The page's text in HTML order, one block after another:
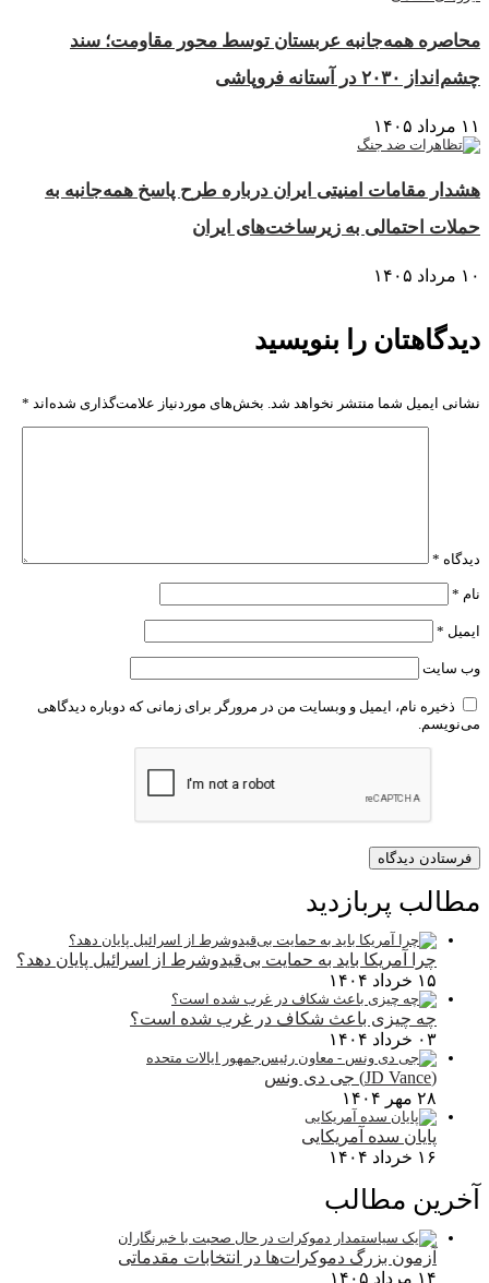
محاصره همه‌جانبه عربستان توسط محور مقاومت؛ سند
چشم‌انداز ۲۰۳۰ در آستانه فروپاشی
۱۱ مرداد ۱۴۰۵
هشدار مقامات امنیتی ایران درباره طرح پاسخ همه‌جانبه به
حملات احتمالی به زیرساخت‌های ایران
۱۰ مرداد ۱۴۰۵
دیدگاهتان را بنویسید
نشانی ایمیل شما منتشر نخواهد شد. بخش‌های موردنیاز علامت‌گذاری شده‌اند *
دیدگاه *
نام *
ایمیل *
وب‌ سایت
ذخیره نام، ایمیل و وبسایت من در مرورگر برای زمانی که دوباره دیدگاهی
می‌نویسم.
مطالب پربازدید
چرا آمریکا باید به حمایت بی‌قیدوشرط از اسرائیل پایان دهد؟
۱۵ خرداد ۱۴۰۴
چه چیزی باعث شکاف در غرب شده است؟
۰۳ خرداد ۱۴۰۴
(JD Vance) جی دی ونس
۲۸ مهر ۱۴۰۴
پایان سده آمریکایی
۱۶ خرداد ۱۴۰۴
آخرین مطالب
آزمون بزرگ دموکرات‌ها در انتخابات مقدماتی
۱۴ مرداد ۱۴۰۵